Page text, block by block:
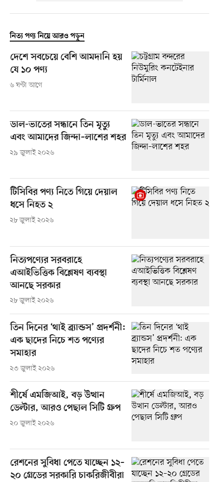
নিত্য পণ্য নিয়ে আরও পড়ুন
দেশে সবচেয়ে বেশি আমদানি হয়
যে ১০ পণ্য
৬ ঘণ্টা আগে
ডাল-ভাতের সন্ধানে তিন মৃত্যু
এবং আমাদের জিন্দা–লাশের শহর
২৯ জুলাই ২০২৬
টিসিবির পণ্য নিতে গিয়ে দেয়াল
ধসে নিহত ২
২৮ জুলাই ২০২৬
নিত্যপণ্যের সরবরাহে
এআইভিত্তিক বিশ্লেষণ ব্যবস্থা
আনছে সরকার
২৮ জুলাই ২০২৬
তিন দিনের ‘থাই ব্র্যান্ডস’ প্রদর্শনী:
এক ছাদের নিচে শত পণ্যের
সমাহার
২৩ জুলাই ২০২৬
শীর্ষে এমজিআই, বড় উত্থান
ডেল্টার, আরও পেছাল সিটি গ্রুপ
২০ জুলাই ২০২৬
রেশনের সুবিধা পেতে যাচ্ছেন ১২–
২০ গ্রেডের সরকারি চাকরিজীবীরা